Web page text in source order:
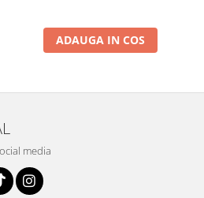
ADAUGA IN COS
media